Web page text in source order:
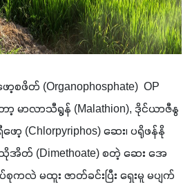
ဖိတ် (Organophosphate)  OP
မာလာသီရွန် (Malathion), ဒိုင်ယာဇီနွ
ာ့ (Chlorpyriphos) ဆေး၊ ပရိုဖန်နို
သိုအိတ် (Dimethoate) စတဲ့ ဆေး အေ
ကလဲ မထူး ဇာတ်ခင်းပြီး ရှေးမူ မပျက်